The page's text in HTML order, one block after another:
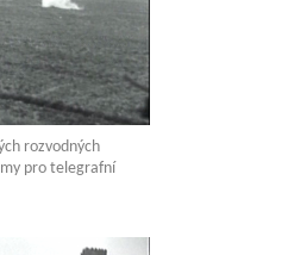
rozvodných
pro telegrafní